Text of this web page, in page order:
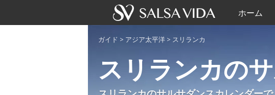
ホーム
ガイド > アジア太平洋 > スリランカ
スリランカの